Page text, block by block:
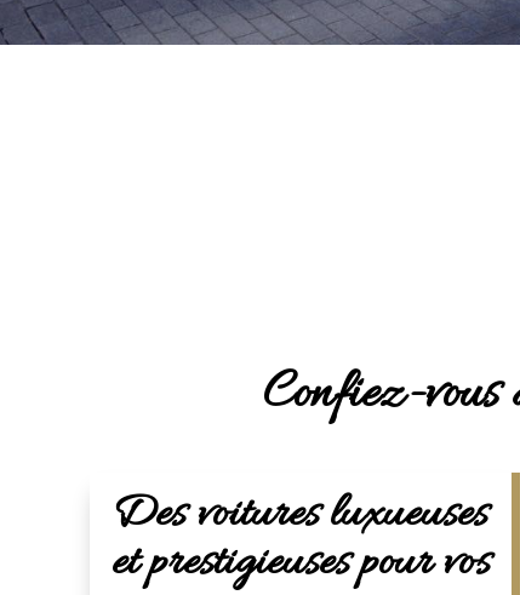
Confiez-vous
Des voitures luxueuses
et prestigieuses pour vos